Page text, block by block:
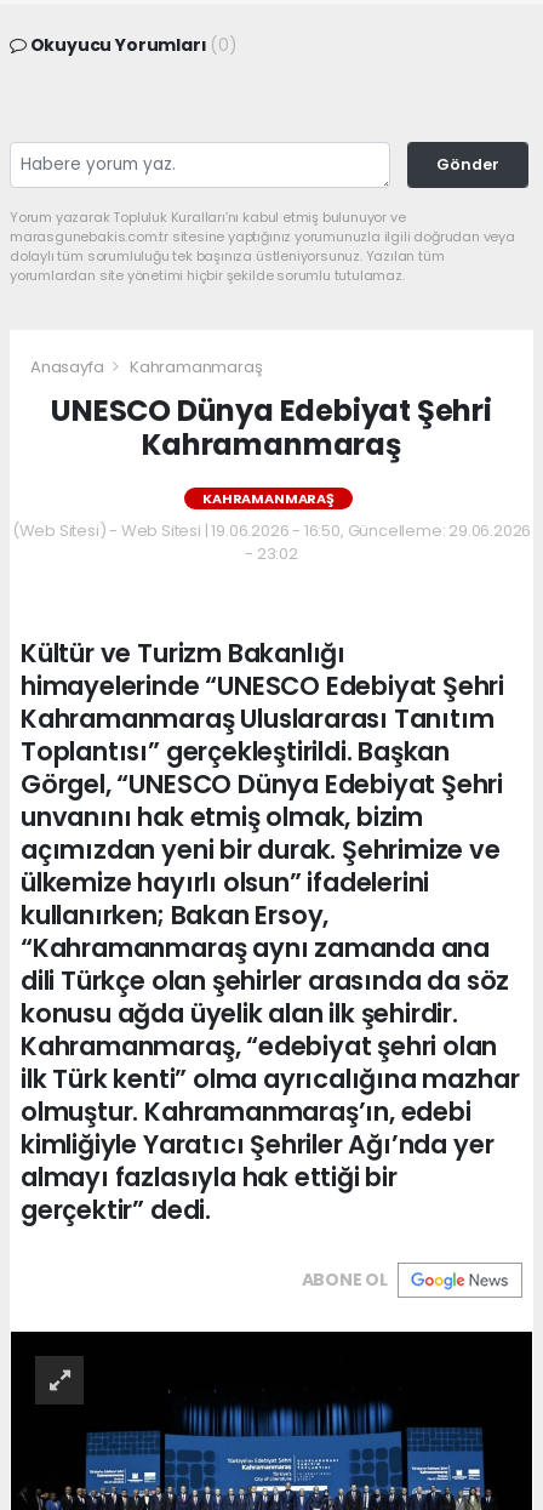
Okuyucu Yorumları (0)
Gönder
Yorum yazarak Topluluk Kuralları’nı kabul etmiş bulunuyor ve
marasgunebakis.com.tr sitesine yaptığınız yorumunuzla ilgili doğrudan veya
dolaylı tüm sorumluluğu tek başınıza üstleniyorsunuz. Yazılan tüm
yorumlardan site yönetimi hiçbir şekilde sorumlu tutulamaz.
Anasayfa Kahramanmaraş
UNESCO Dünya Edebiyat Şehri
Kahramanmaraş
KAHRAMANMARAŞ
(Web Sitesi) - Web Sitesi | 19.06.2026 - 16:50, Güncelleme: 29.06.2026
- 23:02
Kültür ve Turizm Bakanlığı
himayelerinde “UNESCO Edebiyat Şehri
Kahramanmaraş Uluslararası Tanıtım
Toplantısı” gerçekleştirildi. Başkan
Görgel, “UNESCO Dünya Edebiyat Şehri
unvanını hak etmiş olmak, bizim
açımızdan yeni bir durak. Şehrimize ve
ülkemize hayırlı olsun” ifadelerini
kullanırken; Bakan Ersoy,
“Kahramanmaraş aynı zamanda ana
dili Türkçe olan şehirler arasında da söz
konusu ağda üyelik alan ilk şehirdir.
Kahramanmaraş, “edebiyat şehri olan
ilk Türk kenti” olma ayrıcalığına mazhar
olmuştur. Kahramanmaraş’ın, edebi
kimliğiyle Yaratıcı Şehriler Ağı’nda yer
almayı fazlasıyla hak ettiği bir
gerçektir” dedi.
ABONE OL